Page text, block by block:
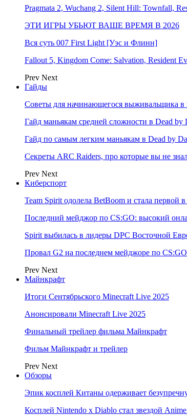
Pragmata 2, Wuchang 2, Silent Hill: Townfall,
ЭТИ ИГРЫ УБЬЮТ ВАШЕ ВРЕМЯ В 2026
Вся суть 007 First Light [Уэс и Флинн]
Fallout 5, Kingdom Come: Salvation,
Prev Next
Гайды
Советы для начинающегося выживальщика в
Гайд маньякам средней сложности в Dead by
Гайд по самым легким маньякам в Dead by
Секреты ARC Raiders, про которые вы не
Prev Next
Киберспорт
Team Spirit одолела BetBoom и стала первой
Последний мейджор по CS:GO: высокий
Spirit выбилась в лидеры DPC Восточной
Провал G2 на последнем мейджоре по
Prev Next
Майнкрафт
Итоги Сентябрьского Minecraft Live 2025
Анонсировали Minecraft Live 2025
Финальный трейлер фильма Майнкрафт
Фильм Майнкрафт и трейлер
Prev Next
Обзоры
Эпик косплей Китаны одерживает
Косплей Nintendo x Diablo стал звездой